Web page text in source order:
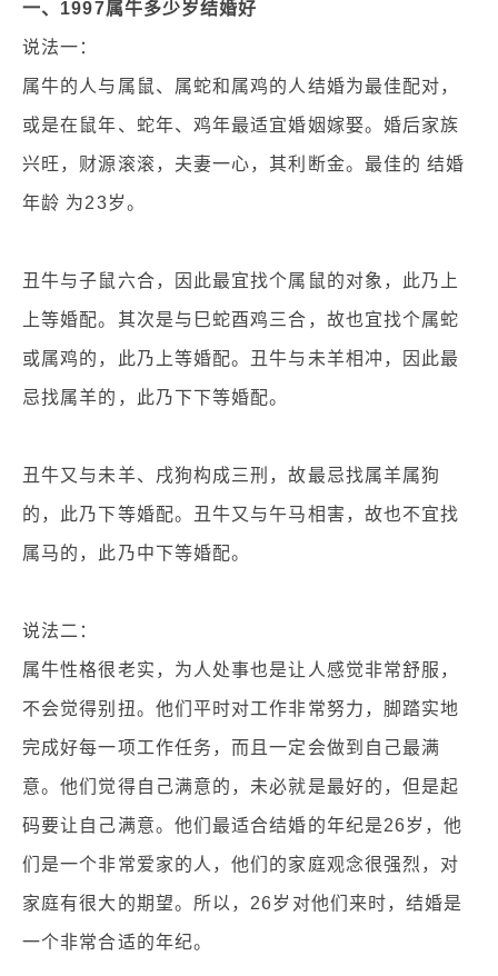
一、1997属牛多少岁结婚好
说法一：
属牛的人与属鼠、属蛇和属鸡的人结婚为最佳配对，
或是在鼠年、蛇年、鸡年最适宜婚姻嫁娶。婚后家族
兴旺，财源滚滚，夫妻一心，其利断金。最佳的 结婚
年龄 为23岁。
丑牛与子鼠六合，因此最宜找个属鼠的对象，此乃上
上等婚配。其次是与巳蛇酉鸡三合，故也宜找个属蛇
或属鸡的，此乃上等婚配。丑牛与未羊相冲，因此最
忌找属羊的，此乃下下等婚配。
丑牛又与未羊、戌狗构成三刑，故最忌找属羊属狗
的，此乃下等婚配。丑牛又与午马相害，故也不宜找
属马的，此乃中下等婚配。
说法二：
属牛性格很老实，为人处事也是让人感觉非常舒服，
不会觉得别扭。他们平时对工作非常努力，脚踏实地
完成好每一项工作任务，而且一定会做到自己最满
意。他们觉得自己满意的，未必就是最好的，但是起
码要让自己满意。他们最适合结婚的年纪是26岁，他
们是一个非常爱家的人，他们的家庭观念很强烈，对
家庭有很大的期望。所以，26岁对他们来时，结婚是
一个非常合适的年纪。